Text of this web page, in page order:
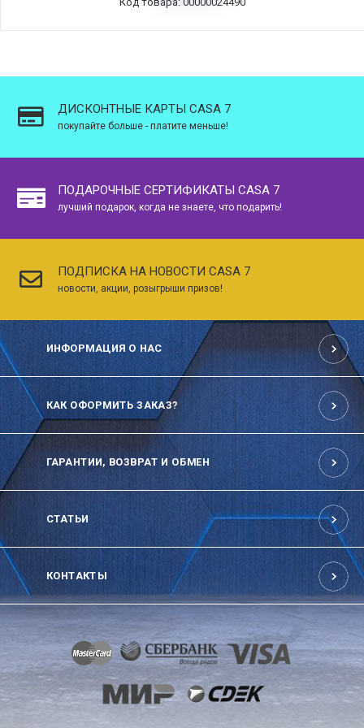
ДИСКОНТНЫЕ КАРТЫ CASA 7
покупайте больше - платите меньше!
ПОДАРОЧНЫЕ СЕРТИФИКАТЫ CASA 7
лучший подарок, когда не знаете, что подарить!
ПОДПИСКА НА НОВОСТИ CASA 7
новости, акции, розыгрыши призов!
ИНФОРМАЦИЯ О НАС
КАК ОФОРМИТЬ ЗАКАЗ?
ГАРАНТИИ, ВОЗВРАТ И ОБМЕН
СТАТЬИ
КОНТАКТЫ